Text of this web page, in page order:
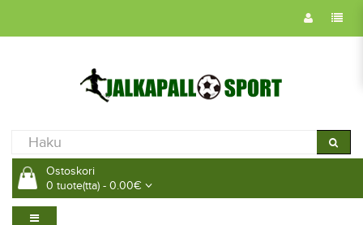
Ostoskori
0 tuote(tta) - 0.00€